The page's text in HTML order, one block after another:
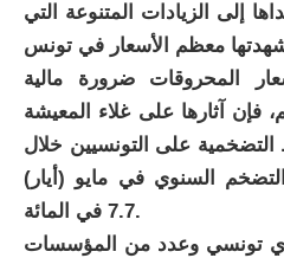
إلى الزيادات المتنوعة التي
المحروقات ضرورة مالية
فإن آثارها على غلاء المعيشة
على التونسيين خلال
السنوي في مايو (أيار)
7.7 في المائة.
تونسي وعدد من المؤسسات